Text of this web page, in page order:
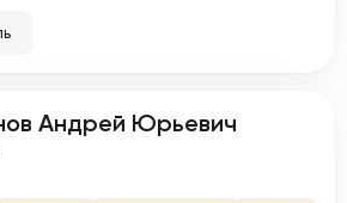
Андрей Юрьевич